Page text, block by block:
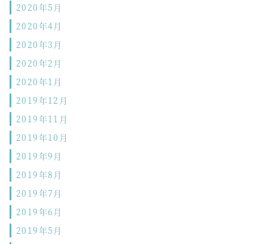
2020年5月
2020年4月
2020年3月
2020年2月
2020年1月
2019年12月
2019年11月
2019年10月
2019年9月
2019年8月
2019年7月
2019年6月
2019年5月